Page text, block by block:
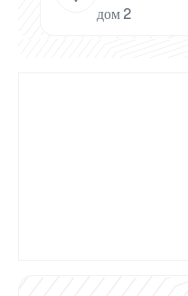
дом 2